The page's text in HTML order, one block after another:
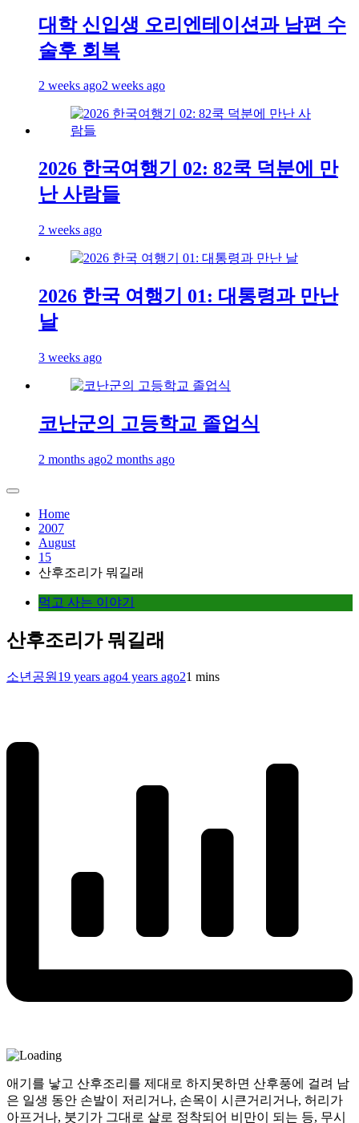
대학 신입생 오리엔테이션과 남편 수
술후 회복
2 weeks ago2 weeks ago
2026 한국여행기 02: 82쿡 덕분에 만
난 사람들
2 weeks ago
2026 한국 여행기 01: 대통령과 만난
날
3 weeks ago
코난군의 고등학교 졸업식
2 months ago2 months ago
Home
2007
August
15
산후조리가 뭐길래
먹고 사는 이야기
산후조리가 뭐길래
소년공원 19 years ago4 years ago21 mins
애기를 낳고 산후조리를 제대로 하지못하면 산후풍에 걸려 남
은 일생 동안 손발이 저리거나, 손목이 시큰거리거나, 허리가
아프거나, 붓기가 그대로 살로 정착되어 비만이 되는 등, 무시